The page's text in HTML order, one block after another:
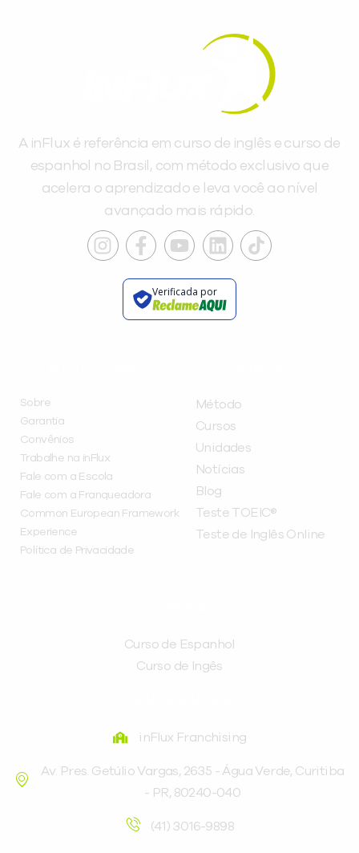
A inFlux é referência em curso de inglês e curso de
espanhol no Brasil, com método exclusivo que
acelera o aprendizado e leva você ao nível
avançado mais rápido.
Verificada por
Sobre
Garantia
Convênios
Trabalhe na inFlux
Fale com a Escola
Fale com a Franqueadora
Common European Framework
Experience
Política de Privacidade
Método
Cursos
Unidades
Notícias
Blog
Teste TOEIC®
Teste de Inglês Online
Curso de Espanhol
Curso de Ingês
inFlux Franchising
Av. Pres. Getúlio Vargas, 2635 - Água Verde, Curitiba
- PR, 80240-040
(41) 3016-9898